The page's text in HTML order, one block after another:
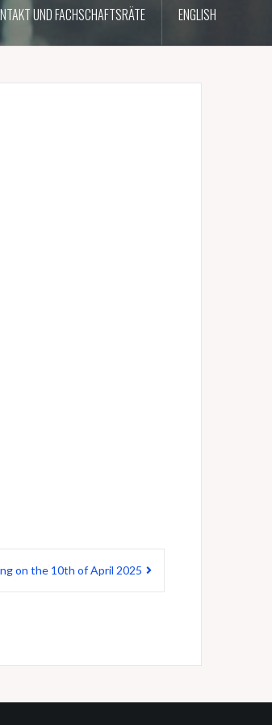
UND FACHSCHAFTSRÄTE ENGLISH
on the 10th of April 2025